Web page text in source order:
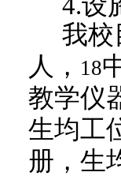
我
人， 18
教学仪
生均工
册，生